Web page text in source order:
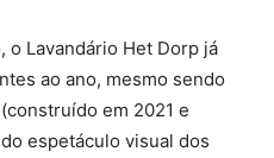
Lavandário Het Dorp já
ao ano, mesmo sendo
em 2021 e
espetáculo visual dos